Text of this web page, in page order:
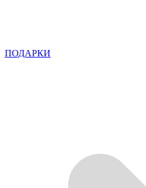
ПОДАРКИ